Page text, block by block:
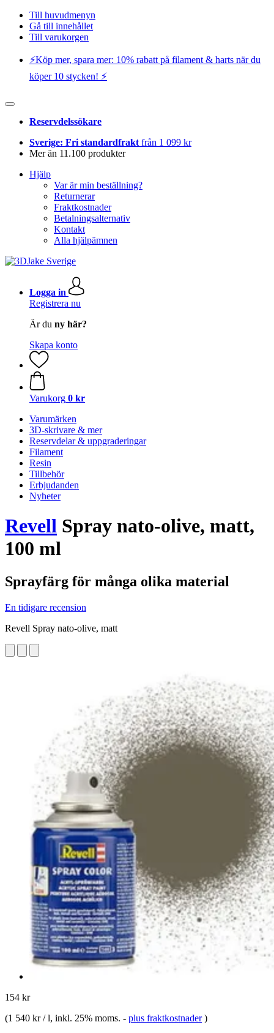
Till huvudmenyn
Gå till innehållet
Till varukorgen
⚡️Köp mer, spara mer: 10% rabatt på filament & harts när du
köper 10 stycken! ⚡️
Reservdelssökare
Sverige: Fri standardfrakt från 1 099 kr
Mer än 11.100 produkter
Hjälp
Var är min beställning?
Returnerar
Fraktkostnader
Betalningsalternativ
Kontakt
Alla hjälpämnen
Logga in
Registrera nu
Är du ny här?
Skapa konto
Varukorg 0 kr
Varumärken
3D-skrivare & mer
Reservdelar & uppgraderingar
Filament
Resin
Tillbehör
Erbjudanden
Nyheter
Revell Spray nato-olive, matt,
100 ml
Sprayfärg för många olika material
En tidigare recension
Revell Spray nato-olive, matt
154 kr
(1 540 kr / l, inkl. 25% moms. - plus fraktkostnader )